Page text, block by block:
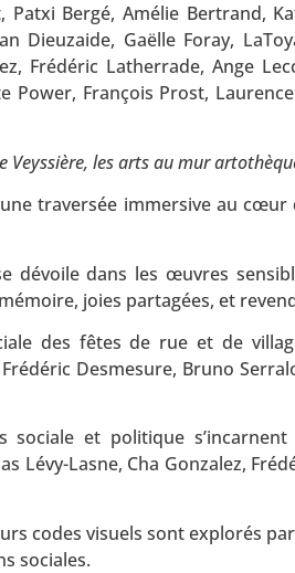
Bergé, Amélie Bertrand,
Dieuzaide, Gaëlle Foray,
Frédéric Latherrade, Ange
Power, François Prost,
les arts au mur
traversée immersive au cœur
dévoile dans les œuvres
joies partagées, et
des fêtes de rue et de
Desmesure, Bruno
sociale et politique
Lévy-Lasne, Cha Gonzalez,
codes visuels sont explorés
sociales.